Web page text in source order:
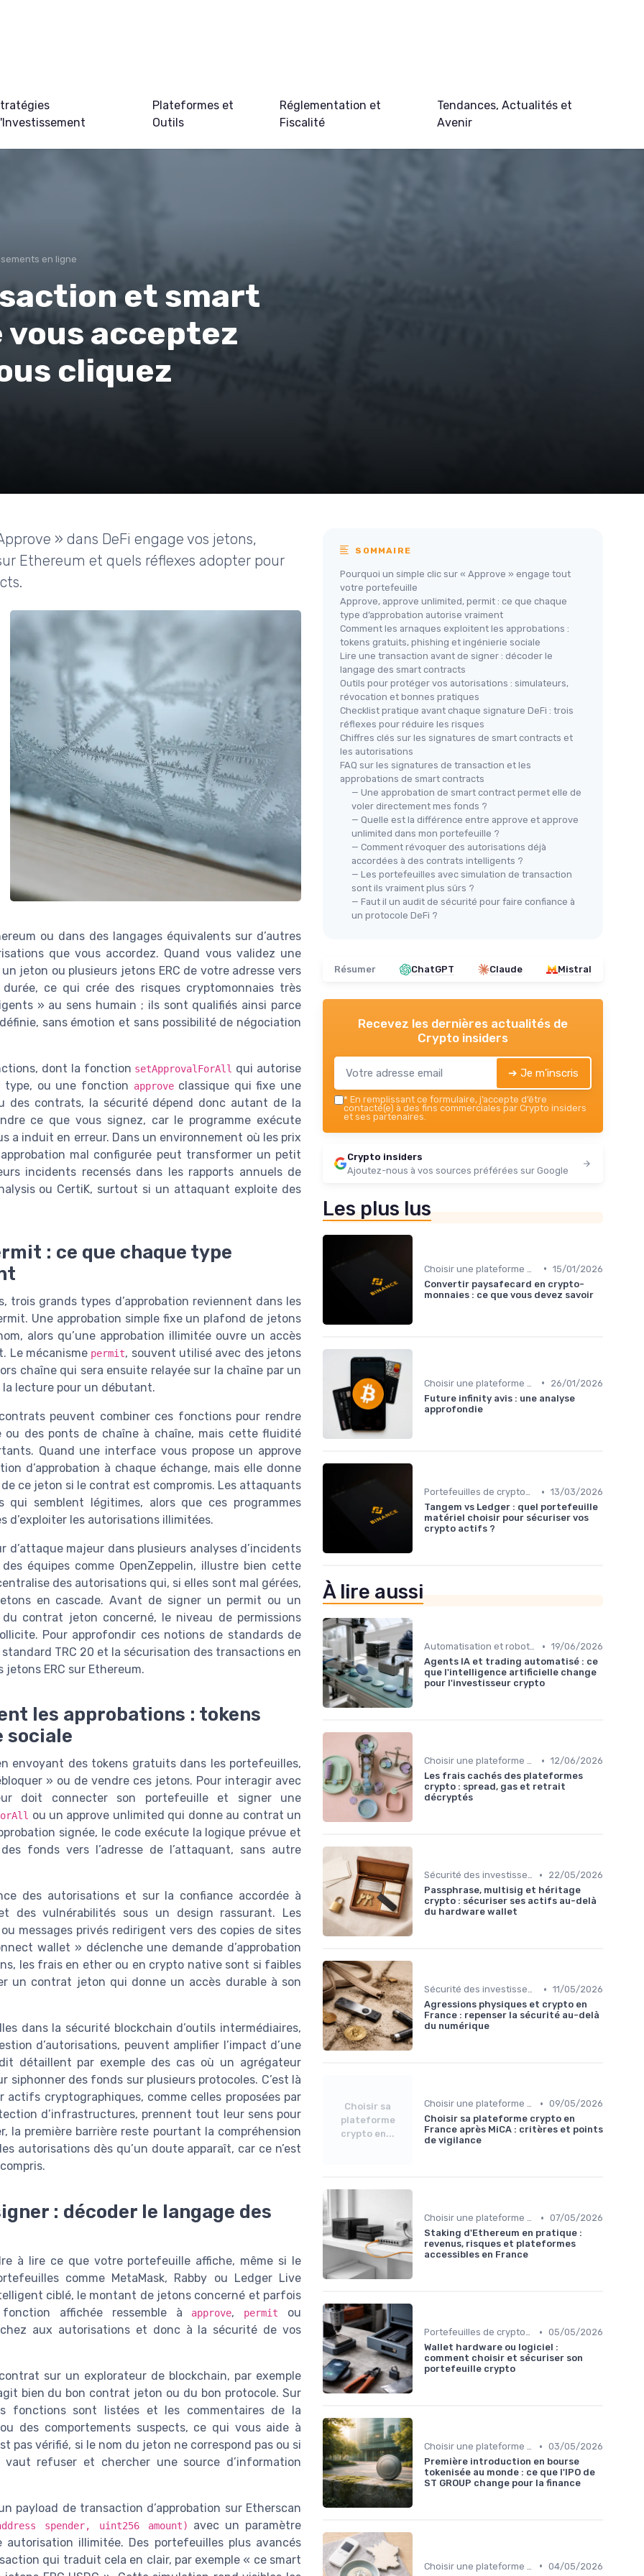
Plateformes et
Outils
Réglementation et
Fiscalité
Tendances, Actualités et
Avenir
en ligne
et smart
acceptez
cliquez
» dans DeFi engage vos jetons,
Ethereum et quels réflexes adopter pour
ou dans des langages équivalents sur d’autres
que vous accordez. Quand vous validez une
jeton ou plusieurs jetons ERC de votre adresse vers
ce qui crée des risques cryptomonnaies très
» au sens humain ; ils sont qualifiés ainsi parce
sans émotion et sans possibilité de négociation
dont la fonction setApprovalForAll qui autorise
type, ou une fonction approveclassique qui fixe une
des contrats, la sécurité dépend donc autant de la
ce que vous signez, car le programme exécute
a induit en erreur. Dans un environnement où les prix
mal configurée peut transformer un petit
incidents recensés dans les rapports annuels de
ou CertiK, surtout si un attaquant exploite des
: ce que chaque type
trois grands types d’approbation reviennent dans les
Une approbation simple fixe un plafond de jetons
alors qu’une approbation illimitée ouvre un accès
Le mécanisme permit, souvent utilisé avec des jetons
chaîne qui sera ensuite relayée sur la chaîne par un
lecture pour un débutant.
peuvent combiner ces fonctions pour rendre
ou des ponts de chaîne à chaîne, mais cette fluidité
Quand une interface vous propose un approve
d’approbation à chaque échange, mais elle donne
ce jeton si le contrat est compromis. Les attaquants
semblent légitimes, alors que ces programmes
les autorisations illimitées.
d’attaque majeur dans plusieurs analyses d’incidents
équipes comme OpenZeppelin, illustre bien cette
des autorisations qui, si elles sont mal gérées,
en cascade. Avant de signer un permit ou un
contrat jeton concerné, le niveau de permissions
Pour approfondir ces notions de standards de
TRC 20 et la sécurisation des transactions en
ERC sur Ethereum.
les approbations : tokens
sociale
envoyant des tokens gratuits dans les portefeuilles,
» ou de vendre ces jetons. Pour interagir avec
doit connecter son portefeuille et signer une
ou un approve unlimited qui donne au contrat un
signée, le code exécute la logique prévue et
fonds vers l’adresse de l’attaquant, sans autre
des autorisations et sur la confiance accordée à
des vulnérabilités sous un design rassurant. Les
messages privés redirigent vers des copies de sites
wallet » déclenche une demande d’approbation
les frais en ether ou en crypto native sont si faibles
un contrat jeton qui donne un accès durable à son
dans la sécurité blockchain d’outils intermédiaires,
d’autorisations, peuvent amplifier l’impact d’une
détaillent par exemple des cas où un agrégateur
des fonds sur plusieurs protocoles. C’est là
cryptographiques, comme celles proposées par
d’infrastructures, prennent tout leur sens pour
la première barrière reste pourtant la compréhension
autorisations dès qu’un doute apparaît, car ce n’est
: décoder le langage des
à lire ce que votre portefeuille affiche, même si le
comme MetaMask, Rabby ou Ledger Live
ciblé, le montant de jetons concerné et parfois
affichée ressemble à
approve, permit
ou
aux autorisations et donc à la sécurité de vos
sur un explorateur de blockchain, par exemple
bien du bon contrat jeton ou du bon protocole. Sur
fonctions sont listées et les commentaires de la
des comportements suspects, ce qui vous aide à
pas vérifié, si le nom du jeton ne correspond pas ou si
refuser et chercher une source d’information
payload de transaction d’approbation sur Etherscan
spender, uint256 amount)
avec un paramètre
illimitée. Des portefeuilles plus avancés
qui traduit cela en clair, par exemple « ce smart
SOMMAIRE
Pourquoi un simple clic sur « Approve » engage tout
votre portefeuille
Approve, approve unlimited, permit : ce que chaque
type d’approbation autorise vraiment
Comment les arnaques exploitent les approbations :
tokens gratuits, phishing et ingénierie sociale
Lire une transaction avant de signer : décoder le
langage des smart contracts
Outils pour protéger vos autorisations : simulateurs,
révocation et bonnes pratiques
Checklist pratique avant chaque signature DeFi : trois
réflexes pour réduire les risques
Chiffres clés sur les signatures de smart contracts et
les autorisations
FAQ sur les signatures de transaction et les
approbations de smart contracts
— Une approbation de smart contract permet elle de
voler directement mes fonds ?
— Quelle est la différence entre approve et approve
unlimited dans mon portefeuille ?
— Comment révoquer des autorisations déjà
accordées à des contrats intelligents ?
— Les portefeuilles avec simulation de transaction
sont ils vraiment plus sûrs ?
— Faut il un audit de sécurité pour faire confiance à
un protocole DeFi ?
Résumer ChatGPT Claude Mistral
Recevez les dernières actualités de
Crypto insiders
➔ Je m'inscris
* En remplissant ce formulaire, j’accepte d’être
contacté(e) à des fins commerciales par Crypto insiders
et ses partenaires.
Crypto insiders
Ajoutez-nous à vos sources préférées sur Google
Les plus lus
• 15/01/2026
Convertir paysafecard en crypto-
monnaies : ce que vous devez savoir
•
26/01/2026
Future infinity avis : une analyse
approfondie
Portefeuilles de cryptomonnaies • 13/03/2026
Tangem vs Ledger : quel portefeuille
matériel choisir pour sécuriser vos
crypto actifs ?
À lire aussi
Automatisation et robots de trading • 19/06/2026
Agents IA et trading automatisé : ce
que l'intelligence artificielle change
pour l'investisseur crypto
Choisir une plateforme d'échange • 12/06/2026
Les frais cachés des plateformes
crypto : spread, gas et retrait
décryptés
Sécurité des investissements en ligne •
22/05/2026
Passphrase, multisig et héritage
crypto : sécuriser ses actifs au-delà
du hardware wallet
Sécurité des investissements en ligne • 11/05/2026
Agressions physiques et crypto en
France : repenser la sécurité au-delà
du numérique
Choisir sa
plateforme
crypto en...
Choisir une plateforme d'échange • 09/05/2026
Choisir sa plateforme crypto en
France après MiCA : critères et points
de vigilance
Choisir une plateforme d'échange • 07/05/2026
Staking d'Ethereum en pratique :
revenus, risques et plateformes
accessibles en France
Portefeuilles de cryptomonnaies • 05/05/2026
Wallet hardware ou logiciel :
comment choisir et sécuriser son
portefeuille crypto
Choisir une plateforme d'échange • 03/05/2026
Première introduction en bourse
tokenisée au monde : ce que l'IPO de
ST GROUP change pour la finance
• 04/05/2026